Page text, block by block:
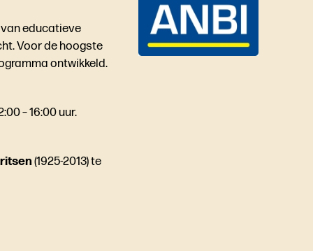
educatieve
Voor de hoogste
ontwikkeld.
– 16:00 uur.
(1925-2013) te